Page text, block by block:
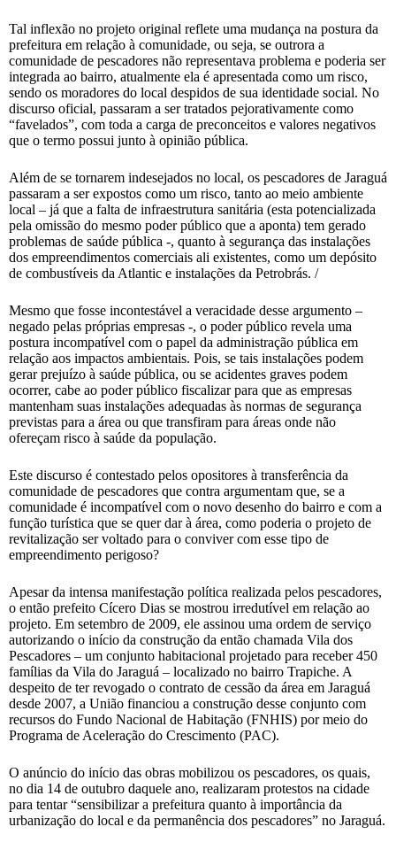
Tal inflexão no projeto original reflete uma mudança na postura da
prefeitura em relação à comunidade, ou seja, se outrora a
comunidade de pescadores não representava problema e poderia ser
integrada ao bairro, atualmente ela é apresentada como um risco,
sendo os moradores do local despidos de sua identidade social. No
discurso oficial, passaram a ser tratados pejorativamente como
“favelados”, com toda a carga de preconceitos e valores negativos
que o termo possui junto à opinião pública.
Além de se tornarem indesejados no local, os pescadores de Jaraguá
passaram a ser expostos como um risco, tanto ao meio ambiente
local – já que a falta de infraestrutura sanitária (esta potencializada
pela omissão do mesmo poder público que a aponta) tem gerado
problemas de saúde pública -, quanto à segurança das instalações
dos empreendimentos comerciais ali existentes, como um depósito
de combustíveis da Atlantic e instalações da Petrobrás. /
Mesmo que fosse incontestável a veracidade desse argumento –
negado pelas próprias empresas -, o poder público revela uma
postura incompatível com o papel da administração pública em
relação aos impactos ambientais. Pois, se tais instalações podem
gerar prejuízo à saúde pública, ou se acidentes graves podem
ocorrer, cabe ao poder público fiscalizar para que as empresas
mantenham suas instalações adequadas às normas de segurança
previstas para a área ou que transfiram para áreas onde não
ofereçam risco à saúde da população.
Este discurso é contestado pelos opositores à transferência da
comunidade de pescadores que contra argumentam que, se a
comunidade é incompatível com o novo desenho do bairro e com a
função turística que se quer dar à área, como poderia o projeto de
revitalização ser voltado para o conviver com esse tipo de
empreendimento perigoso?
Apesar da intensa manifestação política realizada pelos pescadores,
o então prefeito Cícero Dias se mostrou irredutível em relação ao
projeto. Em setembro de 2009, ele assinou uma ordem de serviço
autorizando o início da construção da então chamada Vila dos
Pescadores – um conjunto habitacional projetado para receber 450
famílias da Vila do Jaraguá – localizado no bairro Trapiche. A
despeito de ter revogado o contrato de cessão da área em Jaraguá
desde 2007, a União financiou a construção desse conjunto com
recursos do Fundo Nacional de Habitação (FNHIS) por meio do
Programa de Aceleração do Crescimento (PAC).
O anúncio do início das obras mobilizou os pescadores, os quais,
no dia 14 de outubro daquele ano, realizaram protestos na cidade
para tentar “sensibilizar a prefeitura quanto à importância da
urbanização do local e da permanência dos pescadores” no Jaraguá.